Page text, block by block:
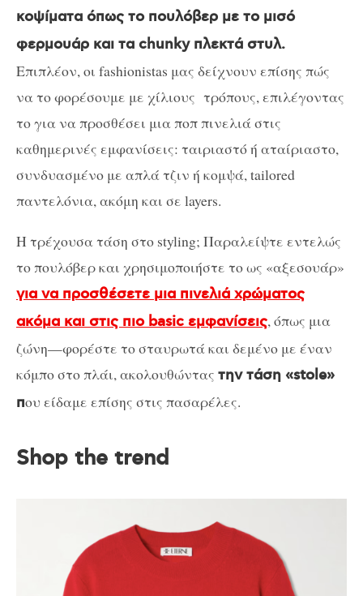
κοψίματα όπως το πουλόβερ με το μισό
φερμουάρ και τα chunky πλεκτά στυλ.
Επιπλέον, οι fashionistas μας δείχνουν επίσης πώς
να το φορέσουμε με χίλιους τρόπους, επιλέγοντας
το για να προσθέσει μια ποπ πινελιά στις
καθημερινές εμφανίσεις: ταιριαστό ή αταίριαστο,
συνδυασμένο με απλά τζιν ή κομψά, tailored
παντελόνια, ακόμη και σε layers.
Η τρέχουσα τάση στο styling; Παραλείψτε εντελώς
το πουλόβερ και χρησιμοποιήστε το ως «αξεσουάρ»
για να προσθέσετε μια πινελιά χρώματος
ακόμα και στις πιο basic εμφανίσεις, όπως μια
ζώνη—φορέστε το σταυρωτά και δεμένο με έναν
κόμπο στο πλάι, ακολουθώντας την τάση «stole»
που είδαμε επίσης στις πασαρέλες.
Shop the trend